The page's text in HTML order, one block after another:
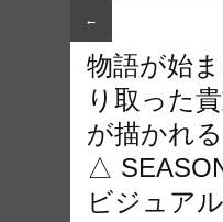
←
物語が始
り取った
が描かれ
△
ビジュア